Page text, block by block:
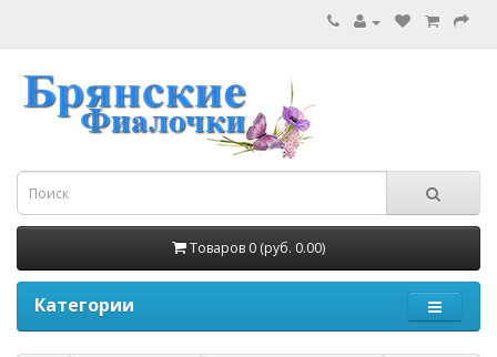
Товаров 0 (руб. 0.00)
Категории